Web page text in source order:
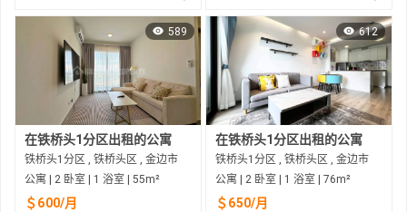
589
在铁桥头1分区出租的公寓
铁桥头1分区 , 铁桥头区 , 金边市
公寓 | 2 卧室 | 1 浴室 | 55m²
＄600/月
612
在铁桥头1分区出租的公寓
铁桥头1分区 , 铁桥头区 , 金边市
公寓 | 2 卧室 | 1 浴室 | 76m²
＄650/月